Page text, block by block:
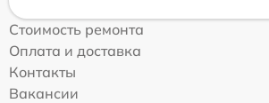
Стоимость ремонта
Оплата и доставка
Контакты
Вакансии